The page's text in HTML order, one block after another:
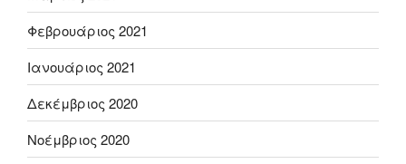
Φεβρουάριος 2021
Ιανουάριος 2021
Δεκέμβριος 2020
Νοέμβριος 2020